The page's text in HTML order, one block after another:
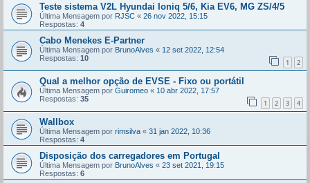
Teste sistema V2L Hyundai Ioniq 5/6, Kia EV6, MG ZS/4/5
Última Mensagem por RJSC « 26 nov 2022, 15:15
Respostas: 4
Cabo Menekes E-Partner
Última Mensagem por BrunoAlves « 12 set 2022, 12:54
Respostas: 10 1 2
Qual a melhor opção de EVSE - Fixo ou portátil
Última Mensagem por Guiromeo « 10 abr 2022, 17:57
Respostas: 35 1 2 3 4
Wallbox
Última Mensagem por rimsilva « 31 jan 2022, 10:36
Respostas: 4
Disposição dos carregadores em Portugal
Última Mensagem por BrunoAlves « 23 set 2021, 19:15
Respostas: 6